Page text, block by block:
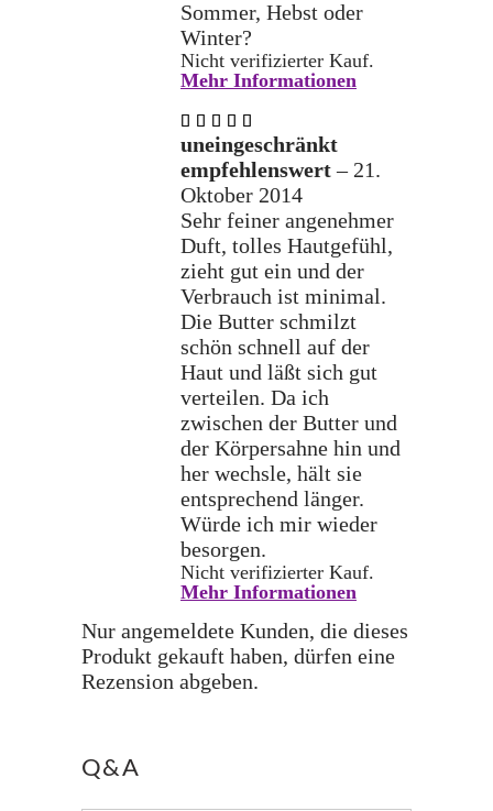
Sommer, Hebst oder
Winter?
Nicht verifizierter Kauf.
Mehr Informationen
mit
5
von 5
uneingeschränkt
empfehlenswert– 21.
Oktober 2014
Sehr feiner angenehmer
Duft, tolles Hautgefühl,
zieht gut ein und der
Verbrauch ist minimal.
Die Butter schmilzt
schön schnell auf der
Haut und läßt sich gut
verteilen. Da ich
zwischen der Butter und
der Körpersahne hin und
her wechsle, hält sie
entsprechend länger.
Würde ich mir wieder
besorgen.
Nicht verifizierter Kauf.
Mehr Informationen
Nur angemeldete Kunden, die dieses
Produkt gekauft haben, dürfen eine
Rezension abgeben.
Q&A